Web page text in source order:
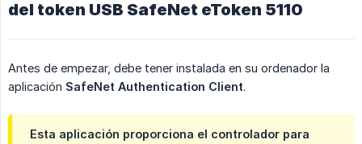
del token USB SafeNet eToken 5110
Antes de empezar, debe tener instalada en su ordenador la
aplicación SafeNet Authentication Client.
Esta aplicación proporciona el controlador para